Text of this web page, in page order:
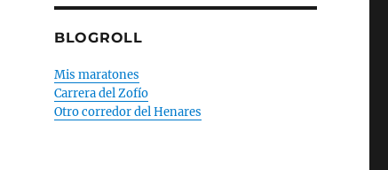
BLOGROLL
Mis maratones
Carrera del Zofío
Otro corredor del Henares